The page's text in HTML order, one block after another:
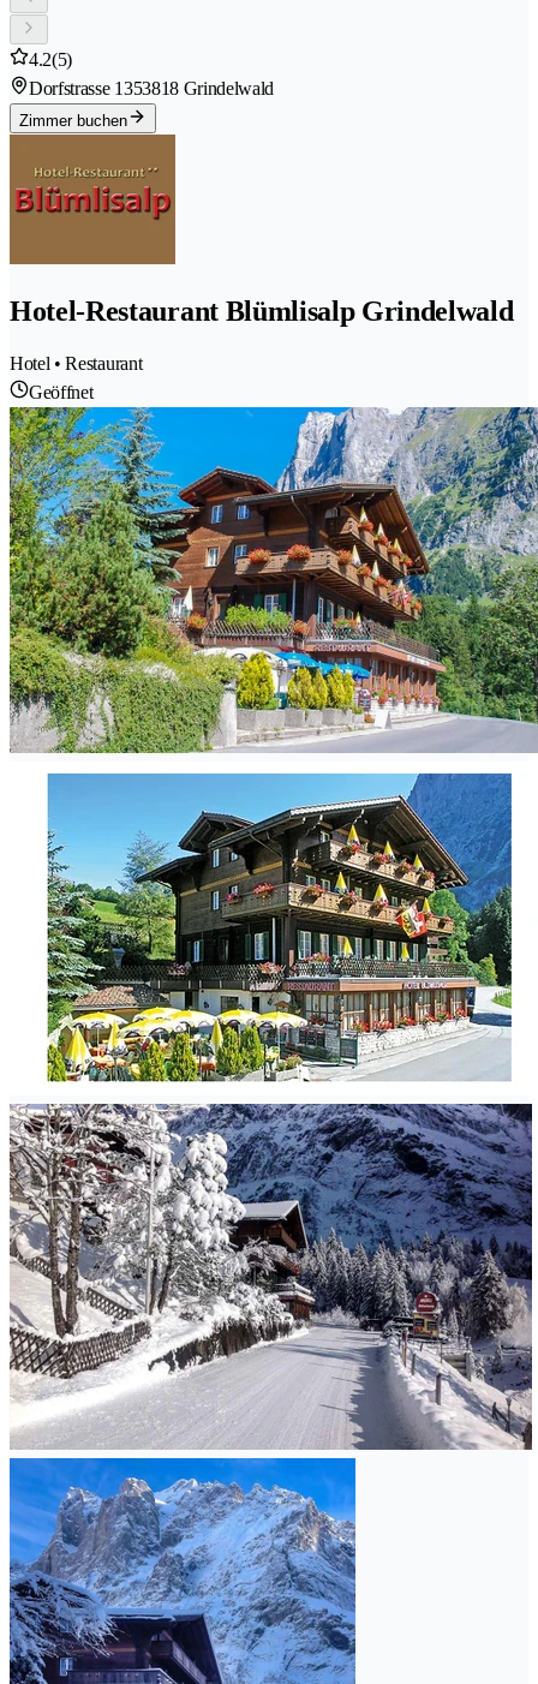
4.2(5)
Dorfstrasse 1353818 Grindelwald
Zimmer buchen
Hotel-Restaurant Blümlisalp Grindelwald
Hotel • Restaurant
Geöffnet